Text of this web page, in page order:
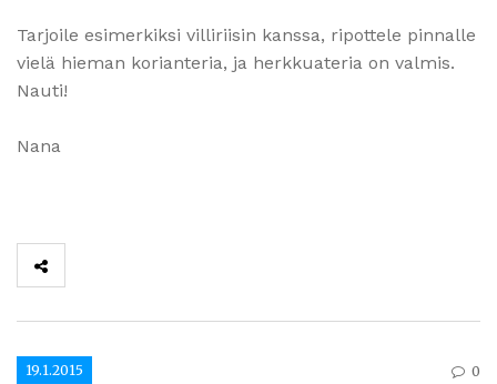
Tarjoile esimerkiksi villiriisin kanssa, ripottele pinnalle
vielä hieman korianteria, ja herkkuateria on valmis.
Nauti!
Nana
19.1.2015 0